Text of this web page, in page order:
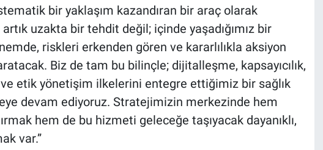
bir yaklaşım kazandıran bir araç olarak
uzakta bir tehdit değil; içinde yaşadığımız bir
riskleri erkenden gören ve kararlılıkla aksiyon
Biz de tam bu bilinçle; dijitalleşme, kapsayıcılık,
etik yönetişim ilkelerini entegre ettiğimiz bir sağlık
devam ediyoruz. Stratejimizin merkezinde hem
hem de bu hizmeti geleceğe taşıyacak dayanıklı,
var.”